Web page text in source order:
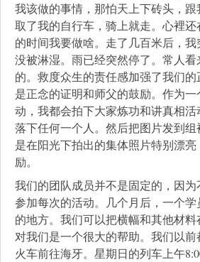
我该做的事情，那怕天上下砖头，
取了我的自行车，骑上就走。心裡
的时间我要做啥。走了几百米后，
没被淋湿。雨已经突然停了。常人
的。救度众生的责任感加强了我们
是正念的证明和师父的鼓励。作为
动，我都会拍下大家炼功和讲真相
落下任何一个人。然后把图片发到
是在阳光下拍出的集体照片特别漂
励。
我们的团队成员并不是固定的，因
参加每次的活动。几个月后，一个
的地方。我们可以把横幅和其他材
对我们是一个很大的帮助。我们以
火车前往海牙。星期日的列车上午